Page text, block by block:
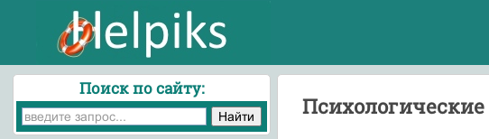
Поиск по сайту: